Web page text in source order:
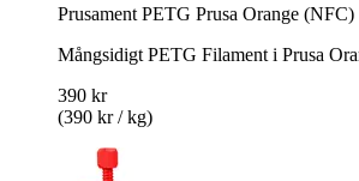
Prusament PETG Prusa Orange (NFC)
Mångsidigt PETG Filament i Prusa
390 kr
(390 kr / kg)